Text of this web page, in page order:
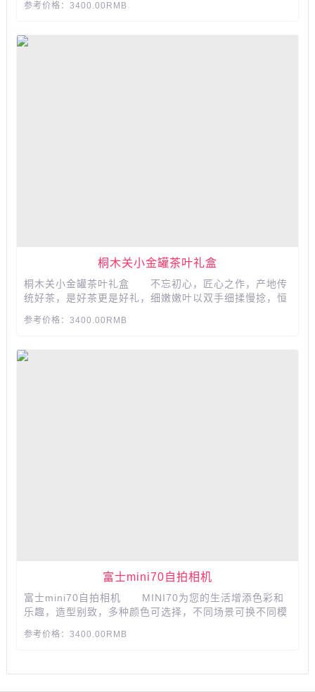
感，细腻而柔和。...
参考价格：3400.00RMB
桐木关小金罐茶叶礼盒
桐木关小金罐茶叶礼盒 不忘初心，匠心之作，产地传
统好茶，是好茶更是好礼，细嫩嫩叶以双手细揉慢捻，恒
自于，多年茶师精心炒制，使每一片茶叶均匀出色，我们
源...
参考价格：3400.00RMB
富士mini70自拍相机
富士mini70自拍相机 MINI70为您的生活增添色彩和
乐趣，造型别致，多种颜色可选择，不同场景可换不同模
参考价格：3400.00RMB